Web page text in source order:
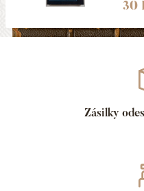
30
Zásilky